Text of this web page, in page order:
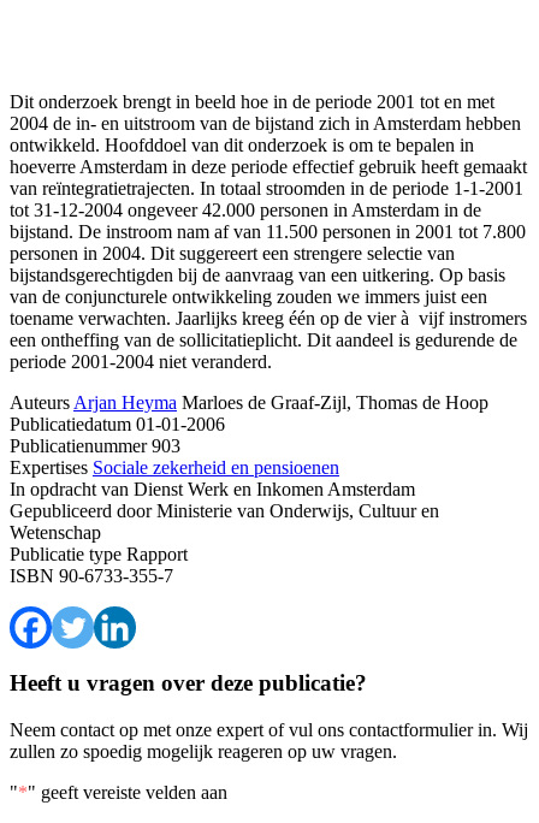
Dit onderzoek brengt in beeld hoe in de periode 2001 tot en met
2004 de in- en uitstroom van de bijstand zich in Amsterdam hebben
ontwikkeld. Hoofddoel van dit onderzoek is om te bepalen in
hoeverre Amsterdam in deze periode effectief gebruik heeft gemaakt
van reïntegratietrajecten. In totaal stroomden in de periode 1-1-2001
tot 31-12-2004 ongeveer 42.000 personen in Amsterdam in de
bijstand. De instroom nam af van 11.500 personen in 2001 tot 7.800
personen in 2004. Dit suggereert een strengere selectie van
bijstandsgerechtigden bij de aanvraag van een uitkering. Op basis
van de conjuncturele ontwikkeling zouden we immers juist een
toename verwachten. Jaarlijks kreeg één op de vier à vijf instromers
een ontheffing van de sollicitatieplicht. Dit aandeel is gedurende de
periode 2001-2004 niet veranderd.
Auteurs Arjan Heyma Marloes de Graaf-Zijl, Thomas de Hoop
Publicatiedatum 01-01-2006
Publicatienummer903
Expertises Sociale zekerheid en pensioenen
In opdracht van Dienst Werk en Inkomen Amsterdam
Gepubliceerd doorMinisterie van Onderwijs, Cultuur en
Wetenschap
Publicatie type Rapport
ISBN 90-6733-355-7
Heeft u vragen over deze publicatie?
Neem contact op met onze expert of vul ons contactformulier in. Wij
zullen zo spoedig mogelijk reageren op uw vragen.
"*" geeft vereiste velden aan